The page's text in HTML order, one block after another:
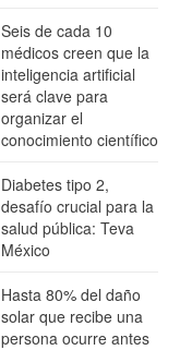
Seis de cada 10
médicos creen que la
inteligencia artificial
será clave para
organizar el
conocimiento científico
Diabetes tipo 2,
desafío crucial para la
salud pública: Teva
México
Hasta 80% del daño
solar que recibe una
persona ocurre antes